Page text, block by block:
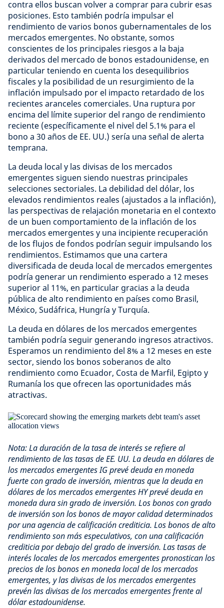
contra ellos buscan volver a comprar para cubrir esas
posiciones. Esto también podría impulsar el
rendimiento de varios bonos gubernamentales de los
mercados emergentes. No obstante, somos
conscientes de los principales riesgos a la baja
derivados del mercado de bonos estadounidense, en
particular teniendo en cuenta los desequilibrios
fiscales y la posibilidad de un resurgimiento de la
inflación impulsado por el impacto retardado de los
recientes aranceles comerciales. Una ruptura por
encima del límite superior del rango de rendimiento
reciente (específicamente el nivel del 5.1% para el
bono a 30 años de EE. UU.) sería una señal de alerta
temprana.
La deuda local y las divisas de los mercados
emergentes siguen siendo nuestras principales
selecciones sectoriales. La debilidad del dólar, los
elevados rendimientos reales (ajustados a la inflación),
las perspectivas de relajación monetaria en el contexto
de un buen comportamiento de la inflación de los
mercados emergentes y una incipiente recuperación
de los flujos de fondos podrían seguir impulsando los
rendimientos. Estimamos que una cartera
diversificada de deuda local de mercados emergentes
podría generar un rendimiento esperado a 12 meses
superior al 11%, en particular gracias a la deuda
pública de alto rendimiento en países como Brasil,
México, Sudáfrica, Hungría y Turquía.
La deuda en dólares de los mercados emergentes
también podría seguir generando ingresos atractivos.
Esperamos un rendimiento del 8% a 12 meses en este
sector, siendo los bonos soberanos de alto
rendimiento como Ecuador, Costa de Marfil, Egipto y
Rumanía los que ofrecen las oportunidades más
atractivas.
Nota: La duración de la tasa de interés se refiere al
rendimiento de las tasas de EE. UU. La deuda en dólares de
los mercados emergentes IG prevé deuda en moneda
fuerte con grado de inversión, mientras que la deuda en
dólares de los mercados emergentes HY prevé deuda en
moneda dura sin grado de inversión. Los bonos con grado
de inversión son los bonos de mayor calidad determinados
por una agencia de calificación crediticia. Los bonos de alto
rendimiento son más especulativos, con una calificación
crediticia por debajo del grado de inversión. Las tasas de
interés locales de los mercados emergentes pronostican los
precios de los bonos en moneda local de los mercados
emergentes, y las divisas de los mercados emergentes
prevén las divisas de los mercados emergentes frente al
dólar estadounidense.